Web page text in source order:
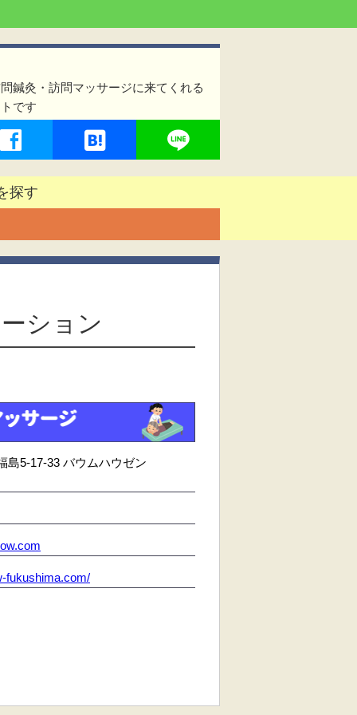
鍼灸・訪問マッサージに来てくれる
です
探す
ション
島5-17-33 バウムハウゼン
fukushima.com/